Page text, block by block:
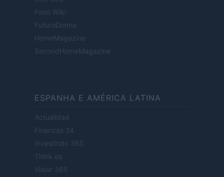
Food Wiki
FuturoDonna
HomeMagazine
SecondHomeMagazine
ESPANHA E AMÉRICA LATINA
Actualidad
Finanzas 24
Investindo 365
Think.es
Viajar 365